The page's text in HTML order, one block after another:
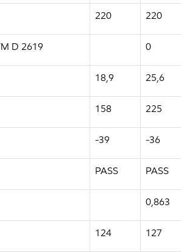
220 220
D 2619 0
18,9 25,6
158 225
-39 -36
PASS PASS
0,863
124 127